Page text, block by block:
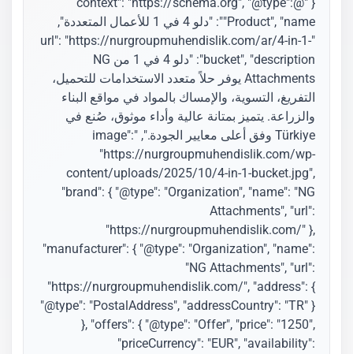
"Product", "name": "دلو 4 في 1 للأعمال المتعددة",
"url": "https://nurgroupmuhendislik.com/ar/4-in-1-
bucket", "description": "دلو 4 في 1 من NG
Attachments يوفر حلاً متعدد الاستخدامات للتحميل،
التفريغ، التسوية، والإمساك بالمواد في مواقع البناء
والزراعة. يتميز بمتانة عالية وأداء موثوق، صُنع في
Türkiye وفق أعلى معايير الجودة.", "image":
"https://nurgroupmuhendislik.com/wp-
content/uploads/2025/10/4-in-1-bucket.jpg",
"brand": { "@type": "Organization", "name": "NG
Attachments", "url":
"https://nurgroupmuhendislik.com/" },
"manufacturer": { "@type": "Organization", "name":
"NG Attachments", "url":
"https://nurgroupmuhendislik.com/", "address": {
"@type": "PostalAddress", "addressCountry": "TR" }
}, "offers": { "@type": "Offer", "price": "1250",
"priceCurrency": "EUR", "availability":